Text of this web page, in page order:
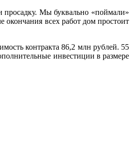
просадку. Мы буквально «поймали»
окончания всех работ дом простоит
контракта 86,2 млн рублей. 55
инвестиции в размере